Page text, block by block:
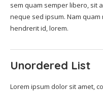
sem quam semper libero, sit
neque sed ipsum. Nam
hendrerit id, lorem.
Unordered List
Lorem ipsum dolor sit amet,